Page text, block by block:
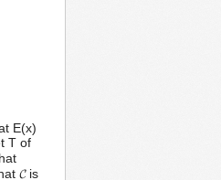
E(x)
T of
𝓒 is